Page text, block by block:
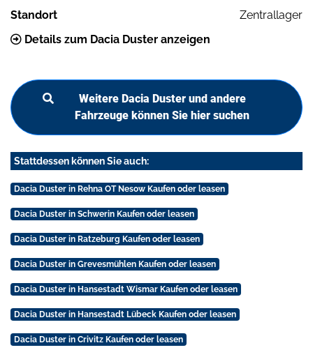
Standort
Zentrallager
Details zum Dacia Duster anzeigen
Weitere Dacia Duster und andere
Fahrzeuge können Sie hier suchen
Stattdessen können Sie auch:
Dacia Duster in Rehna OT Nesow Kaufen oder leasen
Dacia Duster in Schwerin Kaufen oder leasen
Dacia Duster in Ratzeburg Kaufen oder leasen
Dacia Duster in Grevesmühlen Kaufen oder leasen
Dacia Duster in Hansestadt Wismar Kaufen oder leasen
Dacia Duster in Hansestadt Lübeck Kaufen oder leasen
Dacia Duster in Crivitz Kaufen oder leasen